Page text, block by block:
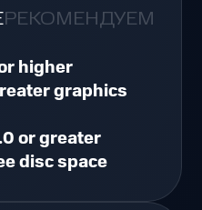
РЕКОМЕНДУЕМЫЕ
higher
graphics
or greater
disc space